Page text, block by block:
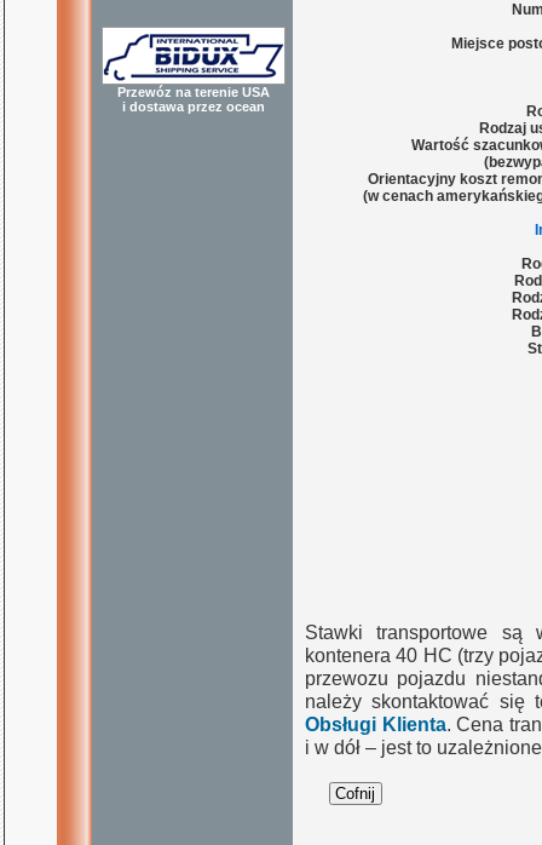
Przewóz na terenie USA
i dostawa przez ocean
Miejsce
Rodzaj
Wartość
Orientacyjny koszt
(w cenach
Stawki transportowe są
kontenera 40 HC (trzy
przewozu pojazdu
należy skontaktować
Obsługi Klienta. Cena
i w dół – jest to